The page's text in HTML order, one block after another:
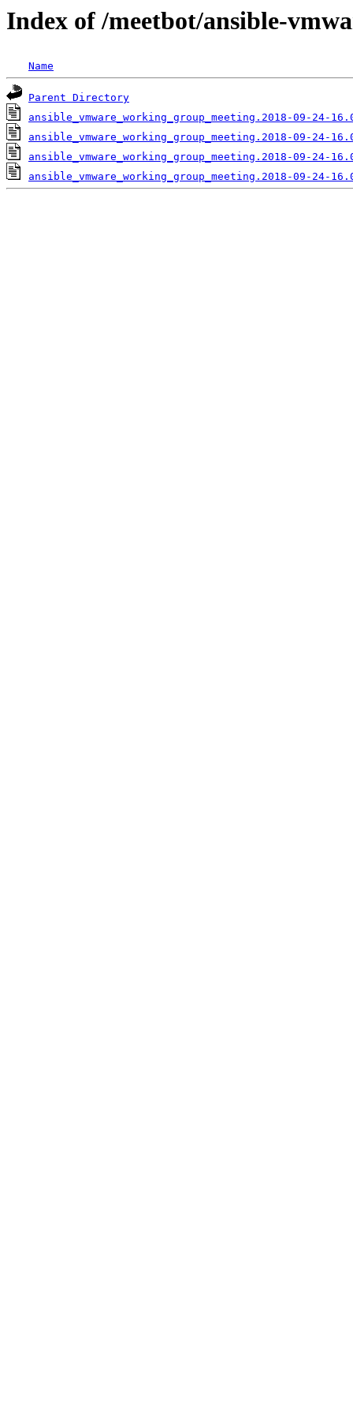
Index of /meetbot/ansible-
Name
Parent Directory
ansible_vmware_working_group_meeting.2018-09-24-
ansible_vmware_working_group_meeting.2018-09-24-
ansible_vmware_working_group_meeting.2018-09-24-
ansible_vmware_working_group_meeting.2018-09-24-